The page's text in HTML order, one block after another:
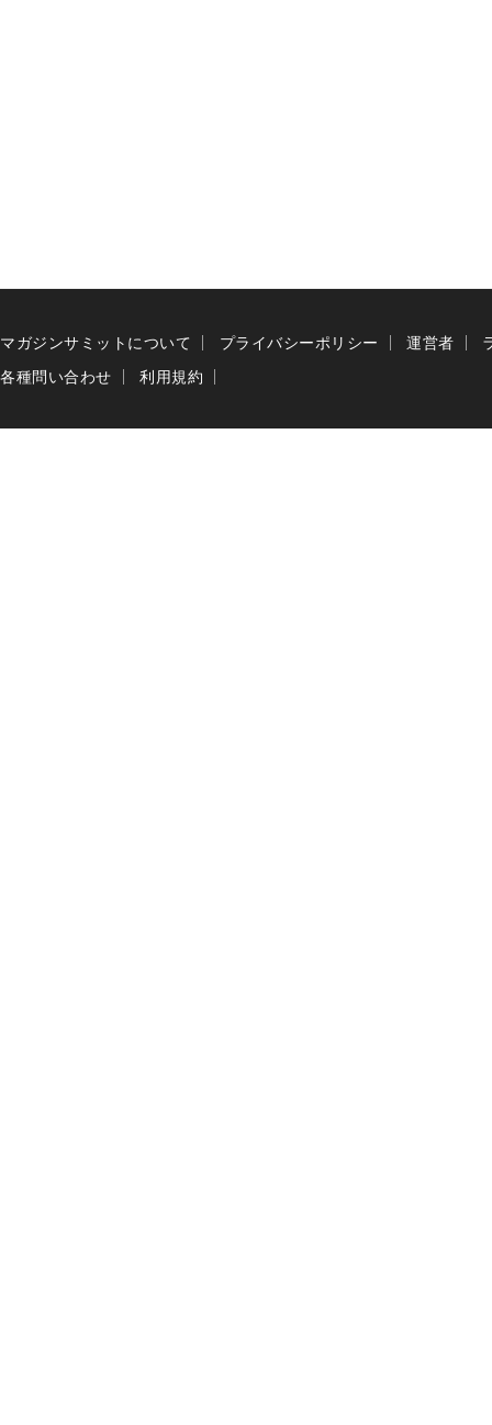
マガジンサミットについて プライバシーポリシー 運営者
各種問い合わせ
利用規約